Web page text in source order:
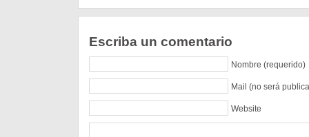
Escriba un comentario
Nombre (requerido)
Mail (no será
Website